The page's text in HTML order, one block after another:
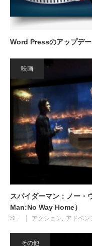
Word Pressのアップデ
映画
スパイダーマン：ノー・
Man:No Way Home）
SF アクション アドベン
その他